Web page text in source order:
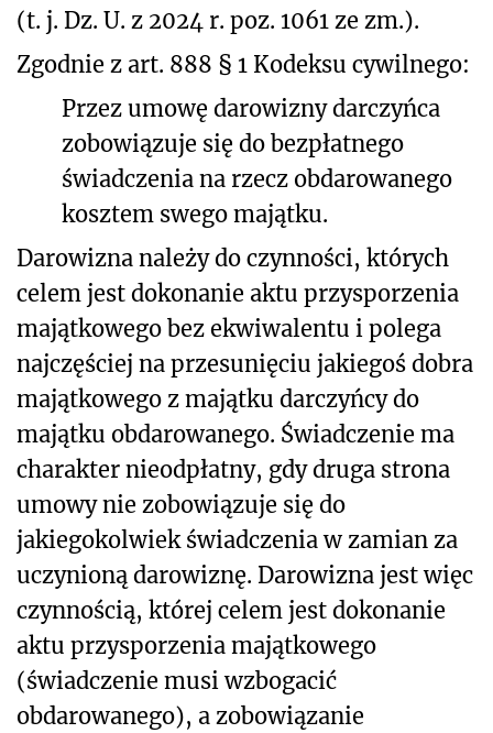
(t. j. Dz. U. z 2024 r. poz. 1061 ze zm.).
Zgodnie z art. 888 § 1 Kodeksu cywilnego:
Przez umowę darowizny darczyńca
zobowiązuje się do bezpłatnego
świadczenia na rzecz obdarowanego
kosztem swego majątku.
Darowizna należy do czynności, których
celem jest dokonanie aktu przysporzenia
majątkowego bez ekwiwalentu i polega
najczęściej na przesunięciu jakiegoś dobra
majątkowego z majątku darczyńcy do
majątku obdarowanego. Świadczenie ma
charakter nieodpłatny, gdy druga strona
umowy nie zobowiązuje się do
jakiegokolwiek świadczenia w zamian za
uczynioną darowiznę. Darowizna jest więc
czynnością, której celem jest dokonanie
aktu przysporzenia majątkowego
(świadczenie musi wzbogacić
obdarowanego), a zobowiązanie